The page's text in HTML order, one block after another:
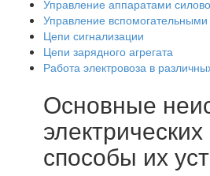
Управление аппаратами
Управление
Цепи сигнализации
Цепи зарядного агрегата
Работа электровоза в
Основные
способы их